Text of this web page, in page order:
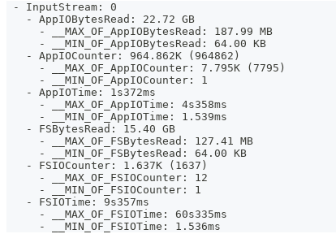
- InputStream: 0
   - AppIOBytesRead: 22.72 GB
     - __MAX_OF_AppIOBytesRead: 187.99 MB
     - __MIN_OF_AppIOBytesRead: 64.00 KB
   - AppIOCounter: 964.862K (964862)
     - __MAX_OF_AppIOCounter: 7.795K (7795)
     - __MIN_OF_AppIOCounter: 1
   - AppIOTime: 1s372ms
     - __MAX_OF_AppIOTime: 4s358ms
     - __MIN_OF_AppIOTime: 1.539ms
   - FSBytesRead: 15.40 GB
     - __MAX_OF_FSBytesRead: 127.41 MB
     - __MIN_OF_FSBytesRead: 64.00 KB
   - FSIOCounter: 1.637K (1637)
     - __MAX_OF_FSIOCounter: 12
     - __MIN_OF_FSIOCounter: 1
   - FSIOTime: 9s357ms
     - __MAX_OF_FSIOTime: 60s335ms
     - __MIN_OF_FSIOTime: 1.536ms